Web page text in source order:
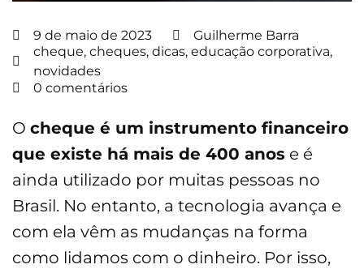
9 de maio de 2023
Guilherme Barra
cheque, cheques, dicas, educação corporativa,
novidades
0 comentários
O cheque é um instrumento financeiro
que existe há mais de 400 anos e é
ainda utilizado por muitas pessoas no
Brasil. No entanto, a tecnologia avança e
com ela vêm as mudanças na forma
como lidamos com o dinheiro. Por isso,